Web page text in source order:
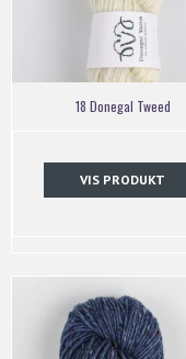
18 Donegal Tweed
VIS PRODUKT